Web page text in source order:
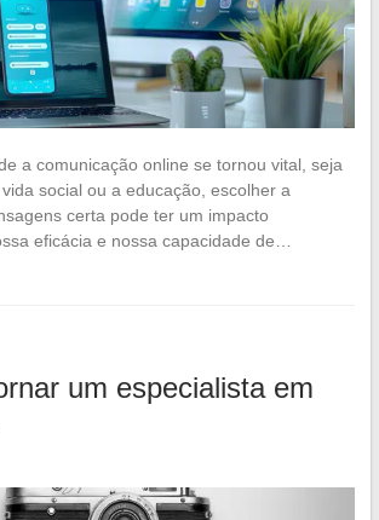
a comunicação online se tornou vital, seja
social ou a educação, escolher a
certa pode ter um impacto
eficácia e nossa capacidade de…
um especialista em